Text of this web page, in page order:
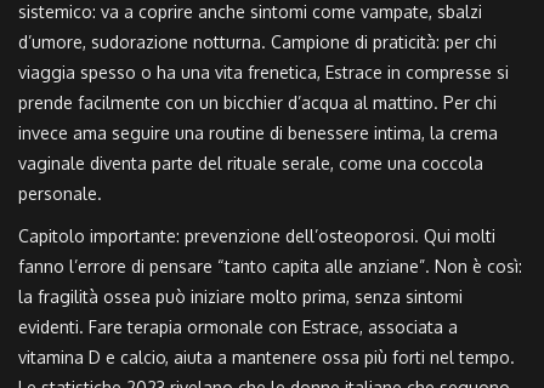
sistemico: va a coprire anche sintomi come vampate, sbalzi
d’umore, sudorazione notturna. Campione di praticità: per chi
viaggia spesso o ha una vita frenetica, Estrace in compresse si
prende facilmente con un bicchier d’acqua al mattino. Per chi
invece ama seguire una routine di benessere intima, la crema
vaginale diventa parte del rituale serale, come una coccola
personale.
Capitolo importante: prevenzione dell’osteoporosi. Qui molti
fanno l’errore di pensare “tanto capita alle anziane”. Non è così:
la fragilità ossea può iniziare molto prima, senza sintomi
evidenti. Fare terapia ormonale con Estrace, associata a
vitamina D e calcio, aiuta a mantenere ossa più forti nel tempo.